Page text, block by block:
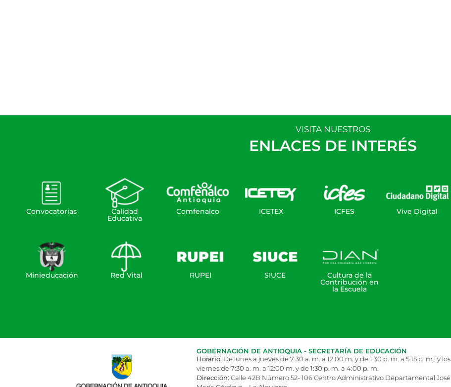
VISITA NUESTROS
ENLACES DE INTERÉS
Convocatorias Calidad
Educativa
Comfenalco ICETEX ICFES Vive Digital
Minieducación Red Vital RUPEI SIUCE Cultura de la
Contribución en
la Escuela
GOBERNACIÓN DE ANTIOQUIA - SECRETARÍA DE EDUCACIÓN
Horario: De lunes a jueves de 7:30 a. m. a 12:00 m. y de 1:30 p. m. a 5:15 p. m.; y los
viernes de 7:30 a. m. a 12:00 m. y de 1:30 p. m. a 4:00 p. m.
Dirección: Calle 42B Número 52- 106 Centro Administrativo Departamental José